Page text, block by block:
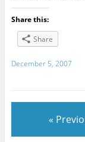
Share this:
Share
December 5, 2007
«